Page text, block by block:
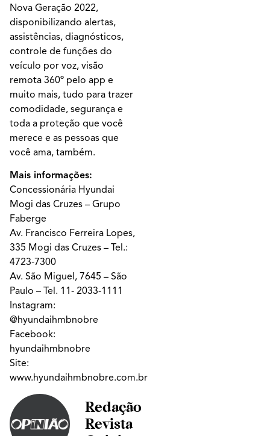
Nova Geração 2022,
disponibilizando alertas,
assistências, diagnósticos,
controle de funções do
veículo por voz, visão
remota 360º pelo app e
muito mais, tudo para trazer
comodidade, segurança e
toda a proteção que você
merece e as pessoas que
você ama, também.
Mais informações:
Concessionária Hyundai
Mogi das Cruzes – Grupo
Faberge
Av. Francisco Ferreira Lopes,
335 Mogi das Cruzes – Tel.:
4723-7300
Av. São Miguel, 7645 – São
Paulo – Tel. 11- 2033-1111
Instagram:
@hyundaihmbnobre
Facebook:
hyundaihmbnobre
Site:
www.hyundaihmbnobre.com.br
Redação
Revista